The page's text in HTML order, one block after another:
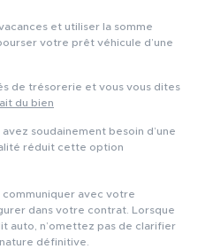
et utiliser la somme
votre prêt véhicule d’une
de trésorerie et vous vous dites
du bien
soudainement besoin d’une
réduit cette option
communiquer avec votre
dans votre contrat. Lorsque
auto, n’omettez pas de clarifier
définitive.